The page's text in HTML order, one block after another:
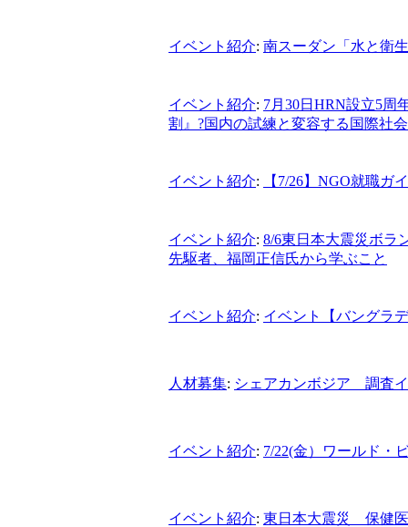
イベント紹介: 南スーダン「水と衛
イベント紹介: 7月30日HRN設立5周
割』?国内の試練と変容する国際社
イベント紹介: 【7/26】NGO就職ガ
イベント紹介: 8/6東日本大震災ボ
先駆者、福岡正信氏から学ぶこと
イベント紹介: イベント【バングラ
人材募集: シェアカンボジア 調査
イベント紹介: 7/22(金）ワールド・
イベント紹介: 東日本大震災 保健